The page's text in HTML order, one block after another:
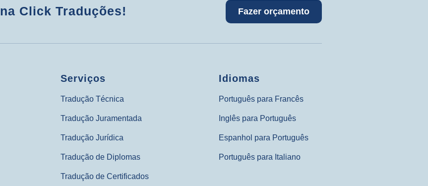
Click Traduções! Fazer orçamento
Serviços
Tradução Técnica
Tradução Juramentada
Tradução Jurídica
Tradução de Diplomas
Tradução de Certificados
Idiomas
Português para Francês
Inglês para Português
Espanhol para Português
Português para Italiano